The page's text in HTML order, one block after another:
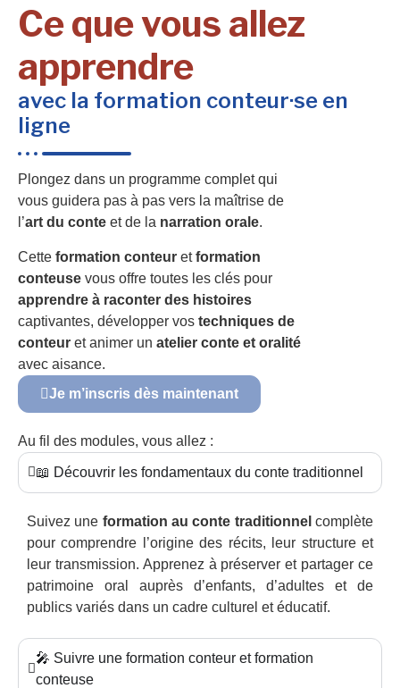
Ce que vous allez
apprendre
avec la formation conteur·se en
ligne
Plongez dans un programme complet qui
vous guidera pas à pas vers la maîtrise de
l’art du conte et de la narration orale.
Cette formation conteur etformation
conteuse vous offre toutes les clés pour
apprendre à raconter des histoires
captivantes, développer vos techniques de
conteur et animer un atelier conte et oralité
avec aisance.
Je m’inscris dès maintenant
Au fil des modules, vous allez :
📖 Découvrir les fondamentaux du conte traditionnel
Suivez une formation au conte traditionnel complète
pour comprendre l’origine des récits, leur structure et
leur transmission. Apprenez à préserver et partager ce
patrimoine oral auprès d’enfants, d’adultes et de
publics variés dans un cadre culturel et éducatif.
🎤 Suivre une formation conteur et formation
conteuse